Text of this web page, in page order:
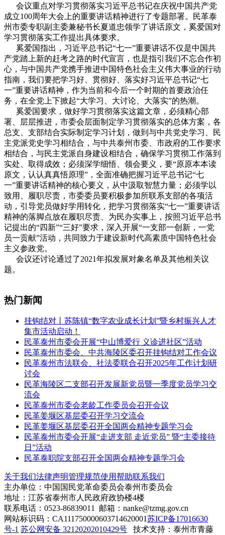
会议重点对学习贯彻落实习近平总书记在庆祝中国共产党
成立100周年大会上的重要讲话精神进行了专题部署。民革泰
州市委专职副主委兼秘书长夏道忠领学了讲话原文，奚爱国对
学习贯彻落实工作提出具体要求。
奚爱国指出，习近平总书记“七一”重要讲话不仅是中国共
产党踏上新的赶考之路的时代宣言，也是指引我们不忘合作初
心，与中国共产党携手推进中国特色社会主义伟大事业的行动
指南，我们要把学习好、贯彻好、落实好习近平总书记“七
一”重要讲话精神，作为当前和今后一个时期的首要政治任
务，在全党上下掀起“大学习、大讨论、大落实”的热潮。
奚爱国要求，做好学习贯彻落实这篇文章，必须精心部
署、层层推进，市委会层面制定学习贯彻落实的总体方案，各
总支、支部结合实际制定学习计划，做到与中共党史学习、民
主党派党史学习相结合，与中共泰州市委、市政府的工作要求
相结合，与民主党派自身建设相结合，确保学习贯彻工作落到
实处、取得成效；必须深学细悟、领会要义，要“原原本本读
原文，认认真真悟原理”，全面准确把握习近平总书记“七
一”重要讲话精神的核心要义，从中汲取智慧力量；必须学以
致用、履职尽责，市委委员要积极参加所联系支部的各项活
动，引导党员做好学用转化，把学习贯彻落实“七一”重要讲话
精神的落脚点放在履职尽责、为民办实事上，按照习近平总书
记提出的“四新”“三好”要求，深入开展“一支部一创新，一党
员一贡献”活动，共同致力于建设新时代高素质中国特色社会
主义参政党。
会议还讨论通过了2021年拟发展对象名单及其他相关议
题。
热门新闻
挂钩结对丨苏陈镇“数字农业成长计划”暨乡村振兴人才
集市活动启动！
民革泰州市委会开展“中山博爱行 义诊进社区”活动
民革泰州市委会、中共海陵区委召开挂钩结对工作会议
民革泰州市法联会、社法委联合召开2025年工作计划研
讨会
民革海陵区二支部召开发展新党员暨一季度党员学习交
流会
民革泰州市委会老龄工作委员会召开会议
民革姜堰区基层委召开学习交流会
民革姜堰区基层委召开全国两会精神专题学习会
民革泰州市委会开展“走进支部 走近党员” 暨“主委接待
日”活动
民革泰职院支部召开全国两会精神专题学习会
关于我们法律声明管理规范使用帮助联系我们
主办单位：中国国民党革命委员会泰州市委员会
地址：江苏省泰州市人民政府政协楼4楼
联系电话：0523-86839011 邮箱：nanke@tzmg.gov.cn
网站标识码：CA111750000603714620001苏ICP备17016630
号-1 苏公网安备 32120202010429号
技术支持：泰州市青藤